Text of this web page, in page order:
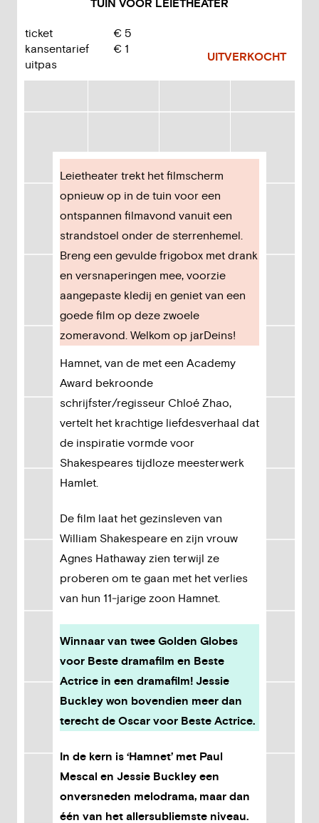
TUIN VOOR LEIETHEATER
ticket € 5
kansentarief
uitpas
€ 1
UITVERKOCHT
Leietheater trekt het filmscherm
opnieuw op in de tuin voor een
ontspannen filmavond vanuit een
strandstoel onder de sterrenhemel.
Breng een gevulde frigobox met drank
en versnaperingen mee, voorzie
aangepaste kledij en geniet van een
goede film op deze zwoele
zomeravond. Welkom op jarDeins!
Hamnet, van de met een Academy
Award bekroonde
schrijfster/regisseur Chloé Zhao,
vertelt het krachtige liefdesverhaal dat
de inspiratie vormde voor
Shakespeares tijdloze meesterwerk
Hamlet.
De film laat het gezinsleven van
William Shakespeare en zijn vrouw
Agnes Hathaway zien terwijl ze
proberen om te gaan met het verlies
van hun 11‑jarige zoon Hamnet.
Winnaar van twee Golden Globes
voor Beste dramafilm en Beste
Actrice in een dramafilm! Jessie
Buckley won bovendien meer dan
terecht de Oscar voor Beste Actrice.
In de kern is ‘Hamnet’ met Paul
Mescal en Jessie Buckley een
onversneden melodrama, maar dan
één van het allersubliemste niveau.